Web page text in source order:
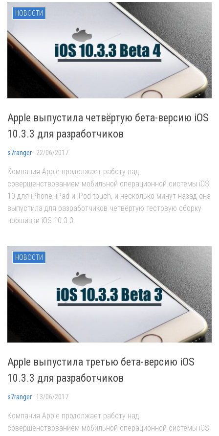
НОВОСТИ
Apple выпустила четвёртую бета-версию iOS
10.3.3 для разработчиков
s7ranger · 22/06/2017
Компания Apple продолжает работу над
совершенствованием мобильной операционной системы iOS
10 для iPhone, iPad и iPod touch, и несколько минут назад она
выпустила для разработчиков четвёртую тестовую сборку
прошивки iOS 10.3.3.
НОВОСТИ
Apple выпустила третью бета-версию iOS
10.3.3 для разработчиков
s7ranger · 13/06/2017
Компания Apple продолжает работу над
совершенствованием мобильной операционной системы iOS